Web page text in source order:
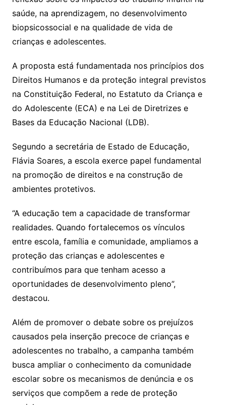
saúde, na aprendizagem, no desenvolvimento
biopsicossocial e na qualidade de vida de
crianças e adolescentes.
A proposta está fundamentada nos princípios dos
Direitos Humanos e da proteção integral previstos
na Constituição Federal, no Estatuto da Criança e
do Adolescente (ECA) e na Lei de Diretrizes e
Bases da Educação Nacional (LDB).
Segundo a secretária de Estado de Educação,
Flávia Soares, a escola exerce papel fundamental
na promoção de direitos e na construção de
ambientes protetivos.
“A educação tem a capacidade de transformar
realidades. Quando fortalecemos os vínculos
entre escola, família e comunidade, ampliamos a
proteção das crianças e adolescentes e
contribuímos para que tenham acesso a
oportunidades de desenvolvimento pleno”,
destacou.
Além de promover o debate sobre os prejuízos
causados pela inserção precoce de crianças e
adolescentes no trabalho, a campanha também
busca ampliar o conhecimento da comunidade
escolar sobre os mecanismos de denúncia e os
serviços que compõem a rede de proteção